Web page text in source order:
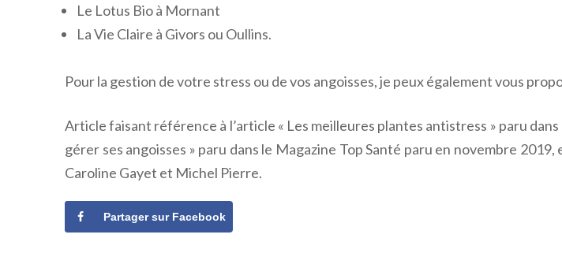
Le Lotus Bio à Mornant
La Vie Claire à Givors ou Oullins.
Pour la gestion de votre stress ou de vos angoisses, je peux également vous
Article faisant référence à l’article « Les meilleures plantes antistress » paru
gérer ses angoisses » paru dans le Magazine Top Santé paru en novembre
Caroline Gayet et Michel Pierre.
Partager sur Facebook